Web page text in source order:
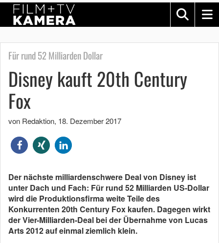
Für rund 52 Milliarden Dollar
Disney kauft 20th Century
Fox
von Redaktion, 18. Dezember 2017
Der nächste milliardenschwere Deal von Disney ist
unter Dach und Fach: Für rund 52 Milliarden US-Dollar
wird die Produktionsfirma weite Teile des
Konkurrenten 20th Century Fox kaufen. Dagegen wirkt
der Vier-Milliarden-Deal bei der Übernahme von Lucas
Arts 2012 auf einmal ziemlich klein.